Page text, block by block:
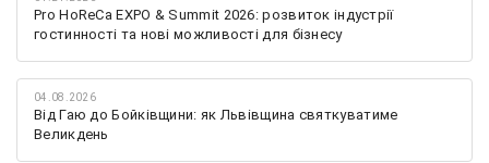
Pro HoReCa EXPO & Summit 2026: розвиток індустрії
гостинності та нові можливості для бізнесу
04.08.2026
Від Гаю до Бойківщини: як Львівщина святкуватиме
Великдень